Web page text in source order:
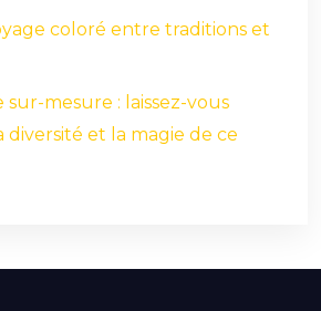
coloré entre traditions et
sur-mesure : laissez-vous
et la magie de ce